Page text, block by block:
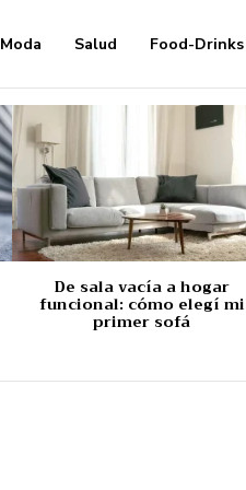
Moda Salud Food-Drinks
De sala vacía a hogar
funcional: cómo elegí mi
primer sofá